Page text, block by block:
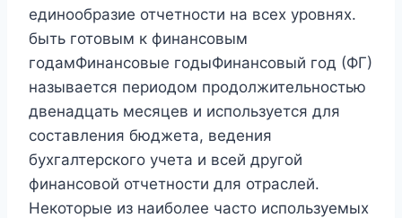
единообразие отчетности на всех уровнях.
быть готовым к финансовым
годамФинансовые годыФинансовый год (ФГ)
называется периодом продолжительностью
двенадцать месяцев и используется для
составления бюджета, ведения
бухгалтерского учета и всей другой
финансовой отчетности для отраслей.
Некоторые из наиболее часто используемых